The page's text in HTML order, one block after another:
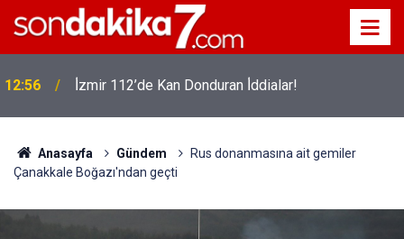
12:56 İ̇zmir 112’de Kan Donduran İ̇ddialar!
Anasayfa Gündem
Rus donanmasına ait gemiler
Çanakkale Boğazı'ndan geçti